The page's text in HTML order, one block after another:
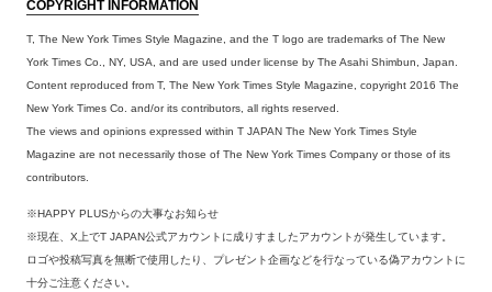
COPYRIGHT INFORMATION
T, The New York Times Style Magazine, and the T logo are trademarks of The New
York Times Co., NY, USA, and are used under license by The Asahi Shimbun, Japan.
Content reproduced from T, The New York Times Style Magazine, copyright 2016 The
New York Times Co. and/or its contributors, all rights reserved.
The views and opinions expressed within T JAPAN The New York Times Style
Magazine are not necessarily those of The New York Times Company or those of its
contributors.
※HAPPY PLUSからの大事なお知らせ
※現在、X上でT JAPAN公式アカウントに成りすましたアカウントが発生しています。
ロゴや投稿写真を無断で使用したり、プレゼント企画などを行なっている偽アカウントに
十分ご注意ください。